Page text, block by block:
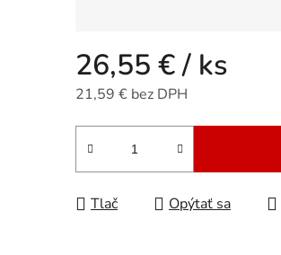
26,55 €/ ks
21,59 € bez DPH
Jednotková cena:
Tlač Opýtať sa